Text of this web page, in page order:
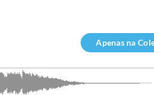
Apenas na